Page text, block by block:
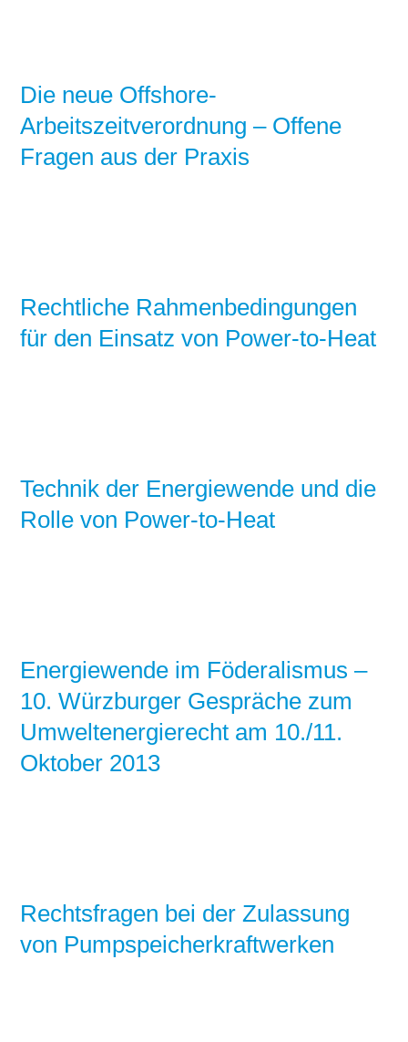
Die neue Offshore-
Arbeitszeitverordnung – Offene
Fragen aus der Praxis
Rechtliche Rahmenbedingungen
für den Einsatz von Power-to-Heat
Technik der Energiewende und die
Rolle von Power-to-Heat
Energiewende im Föderalismus –
10. Würzburger Gespräche zum
Umweltenergierecht am 10./11.
Oktober 2013
Rechtsfragen bei der Zulassung
von Pumpspeicherkraftwerken